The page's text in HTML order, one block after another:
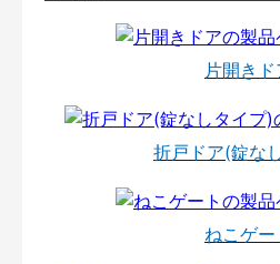
片開きド
折戸ドア(錠な
ねこゲー